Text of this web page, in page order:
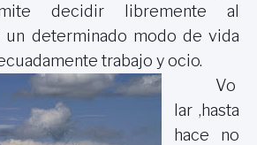
decidir libremente al
determinado modo de vida
trabajo y ocio.
Vo
lar ,hasta
hace no